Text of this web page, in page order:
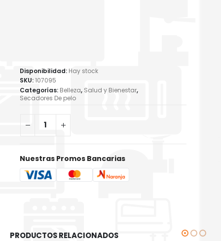
Disponibilidad: Hay stock
SKU:107095
Categorías: Belleza, Salud y Bienestar,
Secadores De pelo
Nuestras Promos Bancarias
PRODUCTOS RELACIONADOS